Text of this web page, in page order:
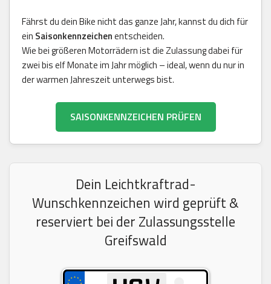
Fährst du dein Bike nicht das ganze Jahr, kannst du dich für
ein Saisonkennzeichenentscheiden.
Wie bei größeren Motorrädern ist die Zulassung dabei für
zwei bis elf Monate im Jahr möglich – ideal, wenn du nur in
der warmen Jahreszeit unterwegs bist.
SAISONKENNZEICHEN PRÜFEN
Dein Leichtkraftrad-
Wunschkennzeichen wird geprüft &
reserviert bei der Zulassungsstelle
Greifswald